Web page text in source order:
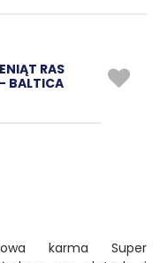
RAS
BALTICA
karma Super